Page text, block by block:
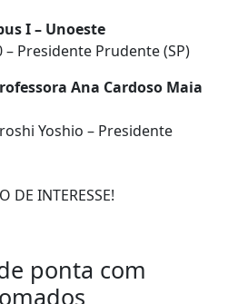
I – Unoeste
– Presidente Prudente (SP)
Ana Cardoso Maia
Yoshio – Presidente
DE INTERESSE!
ponta com